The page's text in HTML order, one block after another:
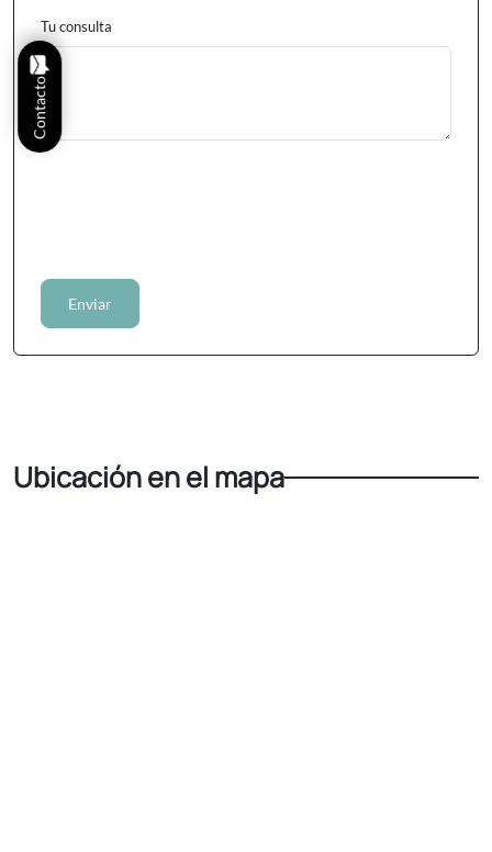
Tu consulta
Enviar
Ubicación en el mapa
Contacto